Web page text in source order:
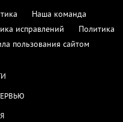
Наша команда
исправлений
Политика
пользования сайтом